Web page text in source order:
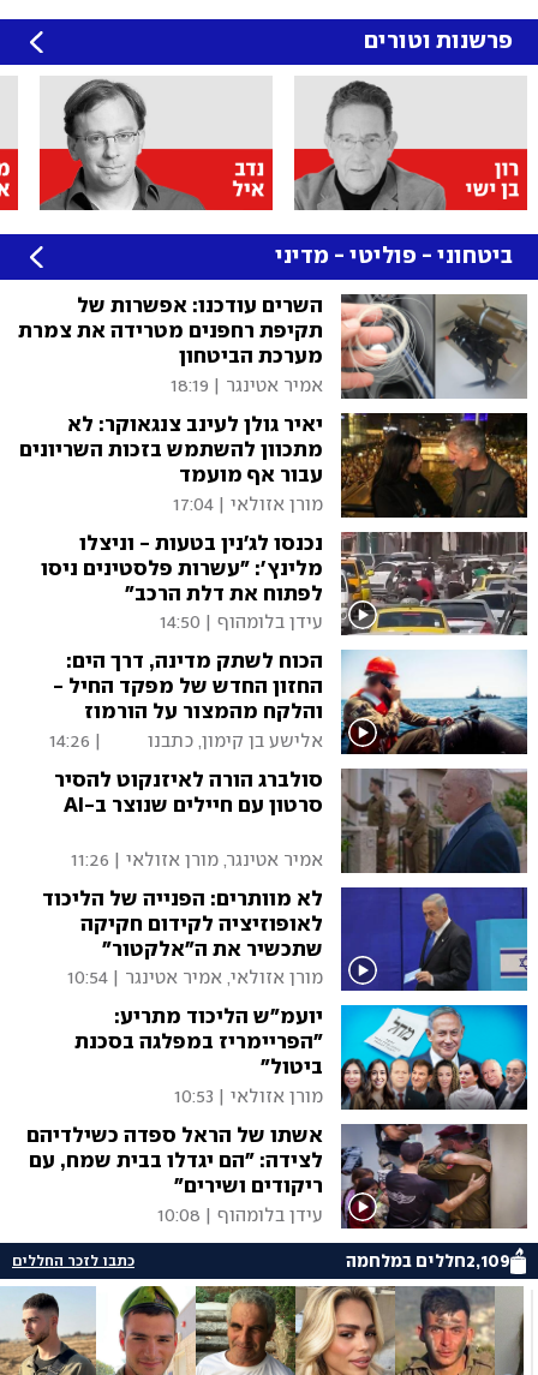
פרשנות וטורים
ביטחוני - פוליטי - מדיני
השרים עודכנו: אפשרות של
תקיפת רחפנים מטרידה את צמרת
מערכת הביטחון
אמיר אטינגר 18:19
יאיר גולן לעינב צנגאוקר: לא
מתכוון להשתמש בזכות השריונים
עבור אף מועמד
מורן אזולאי 17:04
נכנסו לג'נין בטעות - וניצלו
מלינץ': "עשרות פלסטינים ניסו
לפתוח את דלת הרכב"
עידן בלומהוף 14:50
הכוח לשתק מדינה, דרך הים:
החזון החדש של מפקד החיל -
והלקח מהמצור על הורמוז
אלישע בן קימון, כתבנו
14:26
סולברג הורה לאיזנקוט להסיר
סרטון עם חיילים שנוצר ב-AI
אמיר אטינגר, מורן אזולאי 11:26
לא מוותרים: הפנייה של הליכוד
לאופוזיציה לקידום חקיקה
שתכשיר את ה"אלקטור"
מורן אזולאי, אמיר אטינגר 10:54
יועמ"ש הליכוד מתריע:
"הפריימריז במפלגה בסכנת
ביטול"
מורן אזולאי 10:53
אשתו של הראל ספדה כשילדיהם
לצידה: "הם יגדלו בבית שמח, עם
ריקודים ושירים"
עידן בלומהוף 10:08